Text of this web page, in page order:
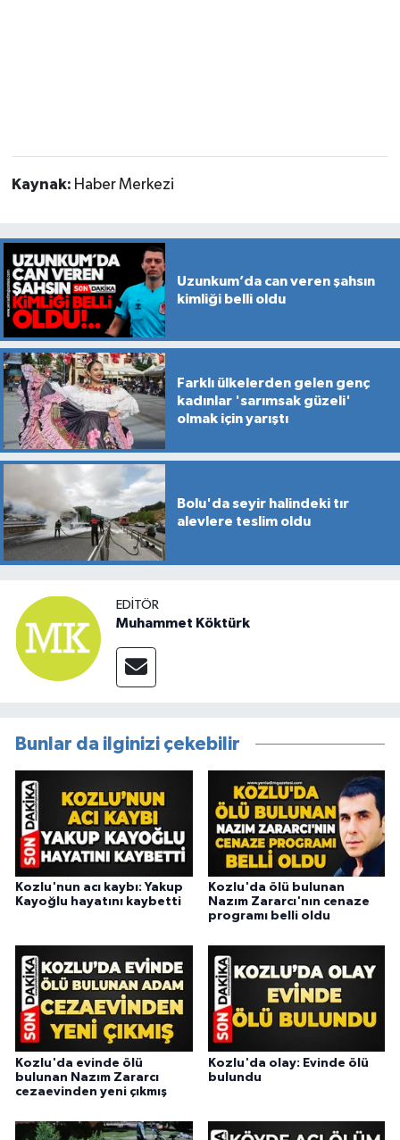
Kaynak: Haber Merkezi
Uzunkum’da can veren şahsın
kimliği belli oldu
Farklı ülkelerden gelen genç
kadınlar 'sarımsak güzeli'
olmak için yarıştı
Bolu'da seyir halindeki tır
alevlere teslim oldu
EDITÖR
Muhammet Köktürk
Bunlar da ilginizi çekebilir
Kozlu'nun acı kaybı: Yakup
Kayoğlu hayatını kaybetti
Kozlu'da ölü bulunan
Nazım Zararcı'nın cenaze
programı belli oldu
Kozlu'da evinde ölü
bulunan Nazım Zararcı
cezaevinden yeni çıkmış
Kozlu'da olay: Evinde ölü
bulundu